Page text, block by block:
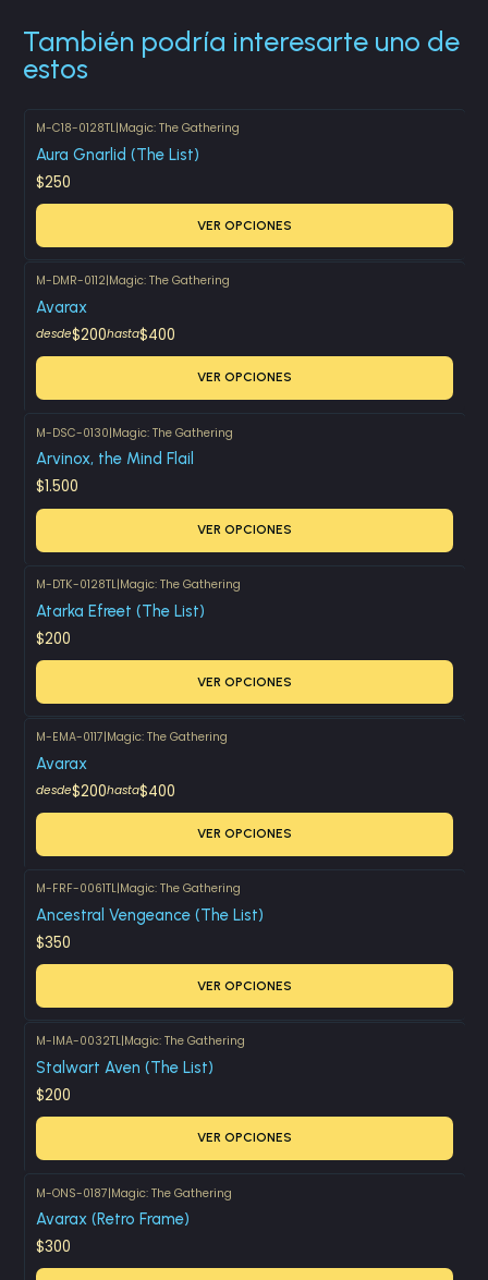
También podría interesarte uno de
estos
M-C18-0128TL|Magic: The Gathering
Aura Gnarlid (The List)
$250
VER OPCIONES
M-DMR-0112|Magic: The Gathering
Avarax
desde$200hasta$400
VER OPCIONES
M-DSC-0130|Magic: The Gathering
Arvinox, the Mind Flail
$1.500
VER OPCIONES
M-DTK-0128TL|Magic: The Gathering
Atarka Efreet (The List)
$200
VER OPCIONES
M-EMA-0117|Magic: The Gathering
Avarax
desde$200hasta$400
VER OPCIONES
M-FRF-0061TL|Magic: The Gathering
Ancestral Vengeance (The List)
$350
VER OPCIONES
M-IMA-0032TL|Magic: The Gathering
Stalwart Aven (The List)
$200
VER OPCIONES
M-ONS-0187|Magic: The Gathering
Avarax (Retro Frame)
$300